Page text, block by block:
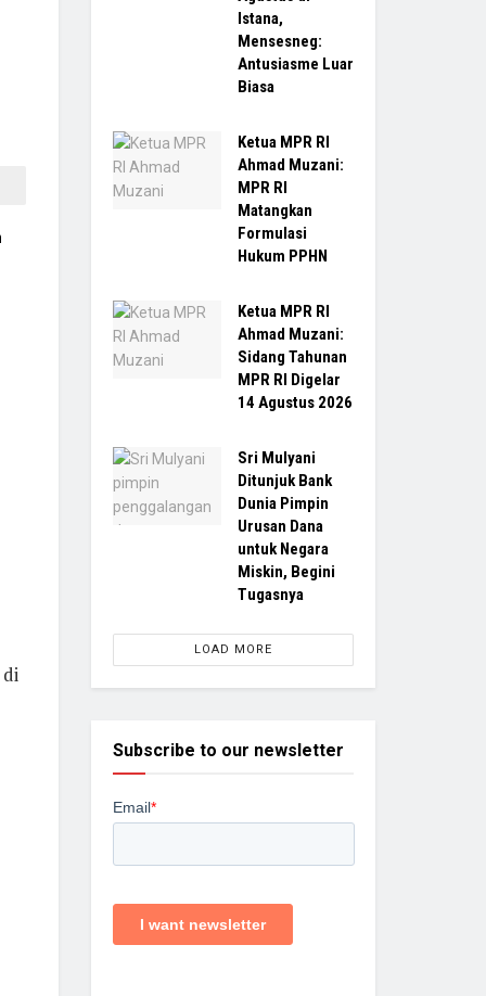
Istana,
Mensesneg:
Antusiasme Luar
Biasa
Ketua MPR RI
Ahmad Muzani:
MPR RI
Matangkan
Formulasi
Hukum PPHN
Ketua MPR RI
Ahmad Muzani:
Sidang Tahunan
MPR RI Digelar
14 Agustus 2026
Sri Mulyani
Ditunjuk Bank
Dunia Pimpin
Urusan Dana
untuk Negara
Miskin, Begini
Tugasnya
LOAD MORE
Subscribe to our newsletter